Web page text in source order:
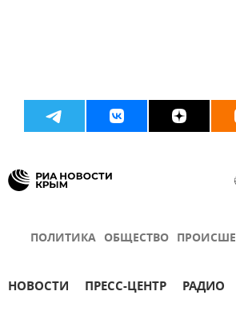
ПОЛИТИКА ОБЩЕСТВО
НОВОСТИ ПРЕСС-ЦЕНТР РАДИО